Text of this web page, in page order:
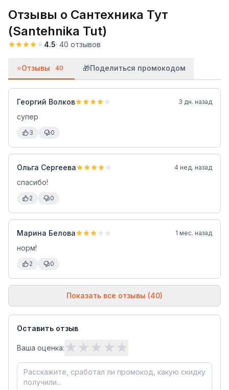
Отзывы о Сантехника Тут
(Santehnika Tut)
4.5· 40 отзывов
⭐Отзывы 40 🎁Поделиться промокодом
Георгий Волков 3 дн. назад
супер
3 0
Ольга Сергеева 4 нед. назад
спасибо!
2 0
Марина Белова 1 мес. назад
норм!
2 0
Показать все отзывы (40)
Оставить отзыв
Ваша оценка: ★ ★ ★ ★ ★